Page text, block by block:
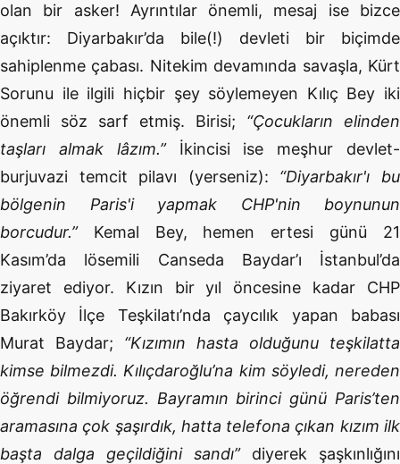
olan bir asker! Ayrıntılar önemli, mesaj ise bizce
açıktır: Diyarbakır’da bile(!) devleti bir biçimde
sahiplenme çabası. Nitekim devamında savaşla, Kürt
Sorunu ile ilgili hiçbir şey söylemeyen Kılıç Bey iki
önemli söz sarf etmiş. Birisi; “Çocukların elinden
taşları almak lâzım.” İkincisi ise meşhur devlet-
burjuvazi temcit pilavı (yerseniz): “Diyarbakır'ı bu
bölgenin Paris'i yapmak CHP'nin boynunun
borcudur.”Kemal Bey, hemen ertesi günü 21
Kasım’da lösemili Canseda Baydar’ı İstanbul’da
ziyaret ediyor. Kızın bir yıl öncesine kadar CHP
Bakırköy İlçe Teşkilatı’nda çaycılık yapan babası
Murat Baydar; “Kızımın hasta olduğunu teşkilatta
kimse bilmezdi. Kılıçdaroğlu’na kim söyledi, nereden
öğrendi bilmiyoruz. Bayramın birinci günü Paris’ten
aramasına çok şaşırdık, hatta telefona çıkan kızım ilk
başta dalga geçildiğini sandı”diyerek şaşkınlığını